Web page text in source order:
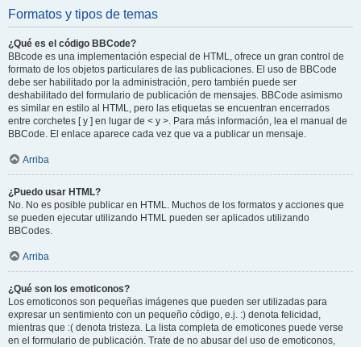
Formatos y tipos de temas
¿Qué es el código BBCode?
BBcode es una implementación especial de HTML, ofrece un gran control de
formato de los objetos particulares de las publicaciones. El uso de BBCode
debe ser habilitado por la administración, pero también puede ser
deshabilitado del formulario de publicación de mensajes. BBCode asimismo
es similar en estilo al HTML, pero las etiquetas se encuentran encerrados
entre corchetes [ y ] en lugar de < y >. Para más información, lea el manual de
BBCode. El enlace aparece cada vez que va a publicar un mensaje.
Arriba
¿Puedo usar HTML?
No. No es posible publicar en HTML. Muchos de los formatos y acciones que
se pueden ejecutar utilizando HTML pueden ser aplicados utilizando
BBCodes.
Arriba
¿Qué son los emoticonos?
Los emoticonos son pequeñas imágenes que pueden ser utilizadas para
expresar un sentimiento con un pequeño código, e.j. :) denota felicidad,
mientras que :( denota tristeza. La lista completa de emoticones puede verse
en el formulario de publicación. Trate de no abusar del uso de emoticonos,